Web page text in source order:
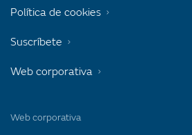
Web corporativa
Política de cookies
Suscríbete
Web corporativa